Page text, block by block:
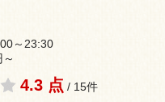
～23:30
4.3 点 / 15件